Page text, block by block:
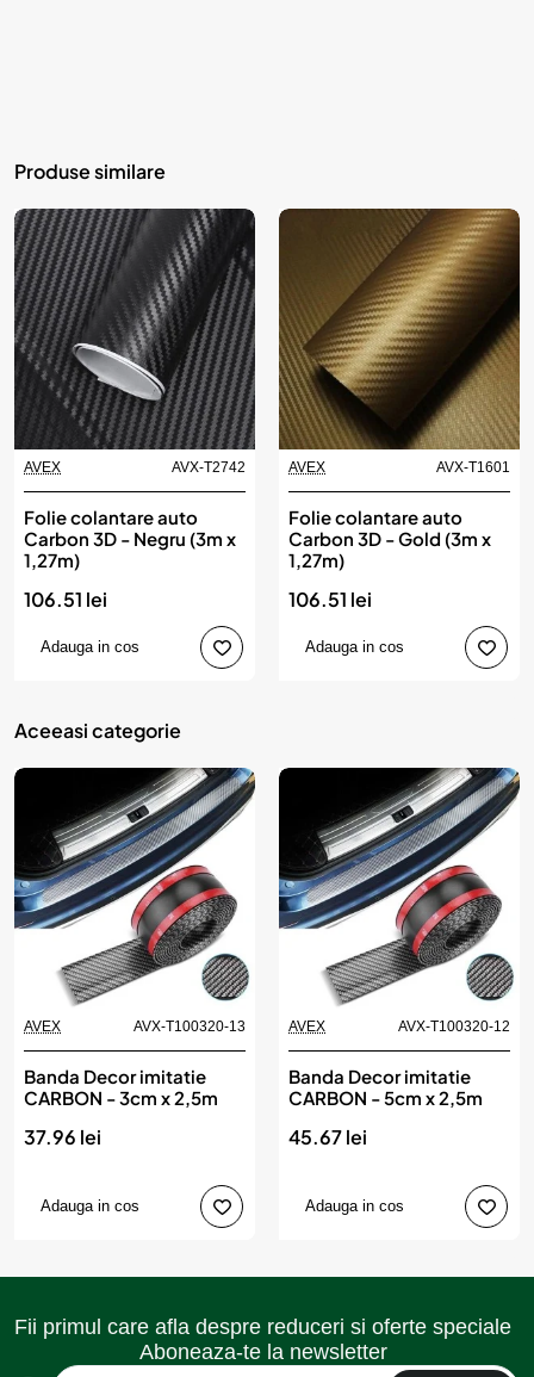
Produse similare
Produs de top
AVEX AVX-T2742
Folie colantare auto
Carbon 3D - Negru (3m x
1,27m)
106.51 lei
Adauga in cos
AVEX AVX-T1601
Folie colantare auto
Carbon 3D - Gold (3m x
1,27m)
106.51 lei
Adauga in cos
Aceeasi categorie
AVEX AVX-T100320-13
Banda Decor imitatie
CARBON - 3cm x 2,5m
37.96 lei
Adauga in cos
AVEX AVX-T100320-12
Banda Decor imitatie
CARBON - 5cm x 2,5m
45.67 lei
Adauga in cos
Fii primul care afla despre reduceri si oferte speciale
Aboneaza-te la newsletter